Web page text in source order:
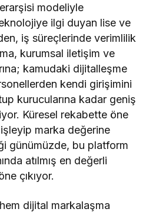
modeliyle
ilgi duyan lise ve
iş süreçlerinde verimlilik
kurumsal iletişim ve
kamudaki dijitalleşme
kendi girişimini
kurucularına kadar geniş
Küresel rekabette öne
marka değerine
günümüzde, bu platform
atılmış en değerli
çıkıyor.
dijital markalaşma